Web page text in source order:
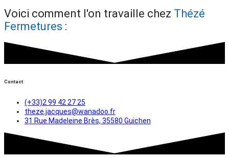
Voici comment l'on travaille chez Thézé
Fermetures :
Contact
(+33)2 99 42 27 25
theze.jacques@wanadoo.fr
31 Rue Madeleine Brès, 35580 Guichen